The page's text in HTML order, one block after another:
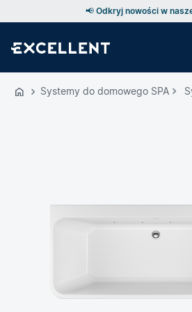
WYSZUKIWARKI
📢 Odkryj nowości w
Systemy do domowego SPA